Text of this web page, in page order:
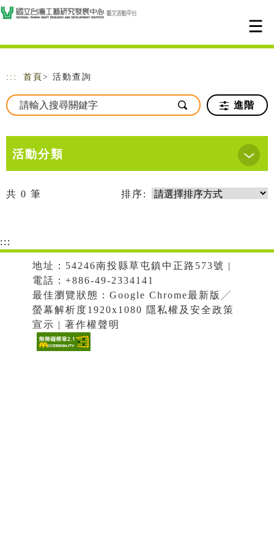
跳到主要內容
網站導覽
::: 首頁 > 活動查詢
進階
活動分類
共 0 筆 排序:
:::
地址：54246南投縣草屯鎮中正路573號 |
電話：+886-49-2334141
最佳瀏覽狀態：Google Chrome最新版╱
螢幕解析度1920x1080 隱私權及安全政策
宣示 | 著作權聲明